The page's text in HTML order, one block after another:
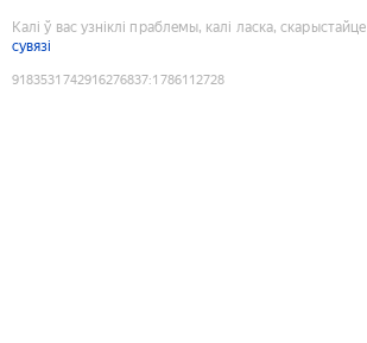
Калі ў вас узніклі праблемы, калі ласка, скарыстайце
сувязі
9183531742916276837:1786112728